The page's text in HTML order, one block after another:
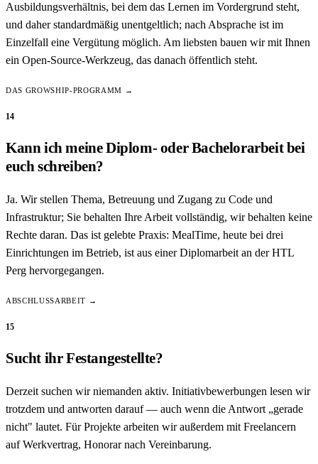
Ausbildungsverhältnis, bei dem das Lernen im Vordergrund steht,
und daher standardmäßig unentgeltlich; nach Absprache ist im
Einzelfall eine Vergütung möglich. Am liebsten bauen wir mit Ihnen
ein Open-Source-Werkzeug, das danach öffentlich steht.
DAS GROWSHIP-PROGRAMM →
14
Kann ich meine Diplom- oder Bachelorarbeit bei
euch schreiben?
Ja. Wir stellen Thema, Betreuung und Zugang zu Code und
Infrastruktur; Sie behalten Ihre Arbeit vollständig, wir behalten keine
Rechte daran. Das ist gelebte Praxis: MealTime, heute bei drei
Einrichtungen im Betrieb, ist aus einer Diplomarbeit an der HTL
Perg hervorgegangen.
ABSCHLUSSARBEIT →
15
Sucht ihr Festangestellte?
Derzeit suchen wir niemanden aktiv. Initiativbewerbungen lesen wir
trotzdem und antworten darauf — auch wenn die Antwort „gerade
nicht" lautet. Für Projekte arbeiten wir außerdem mit Freelancern
auf Werkvertrag, Honorar nach Vereinbarung.